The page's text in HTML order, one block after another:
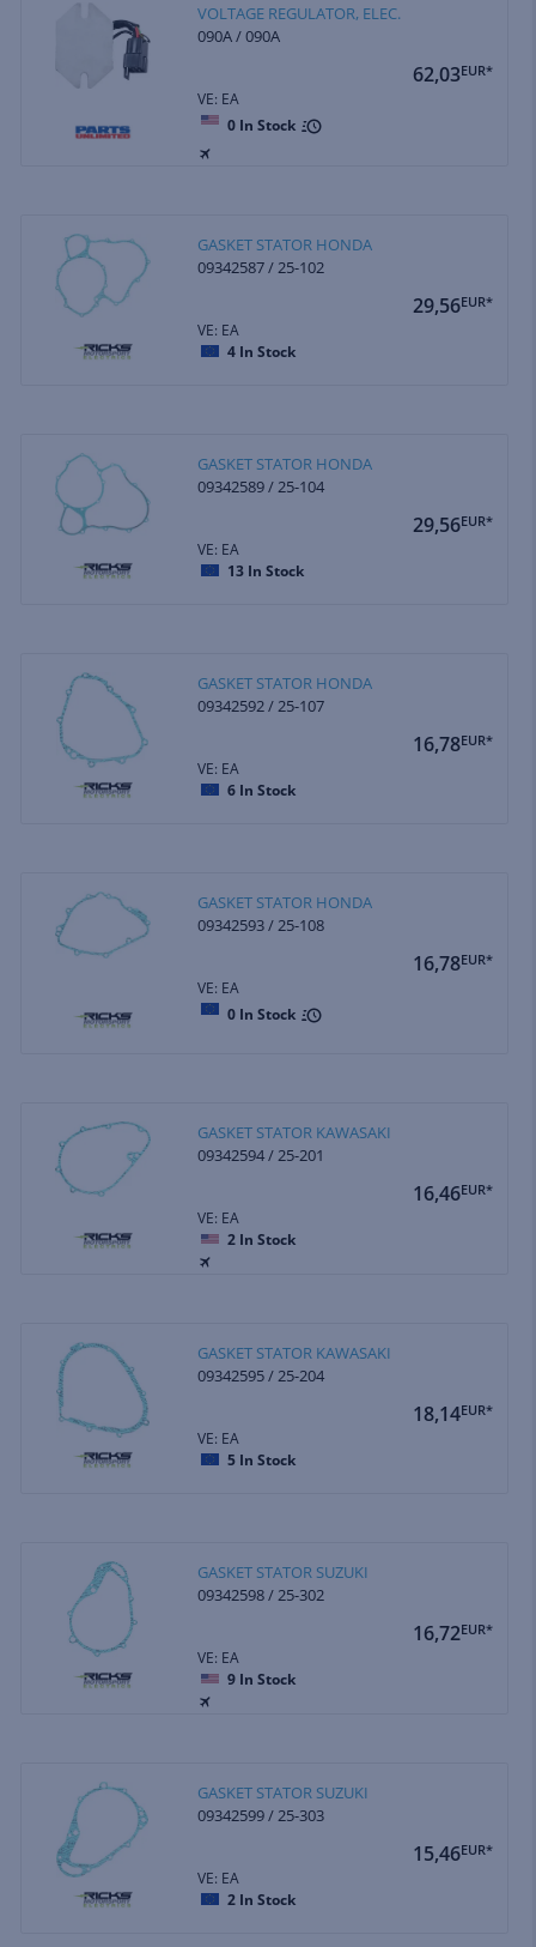
VOLTAGE REGULATOR, ELEC.
090A / 090A
62,03EUR*
VE: EA
0 In Stock
GASKET STATOR HONDA
09342587 / 25-102
29,56EUR*
VE: EA
4 In Stock
GASKET STATOR HONDA
09342589 / 25-104
29,56EUR*
VE: EA
13 In Stock
GASKET STATOR HONDA
09342592 / 25-107
16,78EUR*
VE: EA
6 In Stock
GASKET STATOR HONDA
09342593 / 25-108
16,78EUR*
VE: EA
0 In Stock
GASKET STATOR KAWASAKI
09342594 / 25-201
16,46EUR*
VE: EA
2 In Stock
GASKET STATOR KAWASAKI
09342595 / 25-204
18,14EUR*
VE: EA
5 In Stock
GASKET STATOR SUZUKI
09342598 / 25-302
16,72EUR*
VE: EA
9 In Stock
GASKET STATOR SUZUKI
09342599 / 25-303
15,46EUR*
VE: EA
2 In Stock